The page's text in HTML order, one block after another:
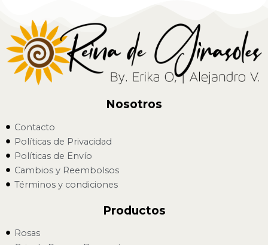
Nosotros
Contacto
Políticas de Privacidad
Políticas de Envío
Cambios y Reembolsos
Términos y condiciones
Productos
Rosas